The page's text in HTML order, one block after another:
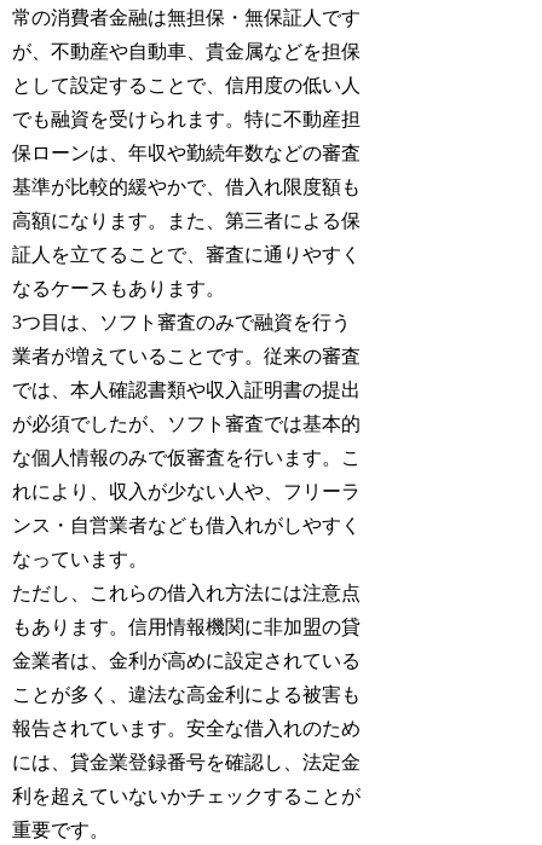
常の消費者金融は無担保・無保証人です
が、不動産や自動車、貴金属などを担保
として設定することで、信用度の低い人
でも融資を受けられます。特に不動産担
保ローンは、年収や勤続年数などの審査
基準が比較的緩やかで、借入れ限度額も
高額になります。また、第三者による保
証人を立てることで、審査に通りやすく
なるケースもあります。
3つ目は、ソフト審査のみで融資を行う
業者が増えていることです。従来の審査
では、本人確認書類や収入証明書の提出
が必須でしたが、ソフト審査では基本的
な個人情報のみで仮審査を行います。こ
れにより、収入が少ない人や、フリーラ
ンス・自営業者なども借入れがしやすく
なっています。
ただし、これらの借入れ方法には注意点
もあります。信用情報機関に非加盟の貸
金業者は、金利が高めに設定されている
ことが多く、違法な高金利による被害も
報告されています。安全な借入れのため
には、貸金業登録番号を確認し、法定金
利を超えていないかチェックすることが
重要です。